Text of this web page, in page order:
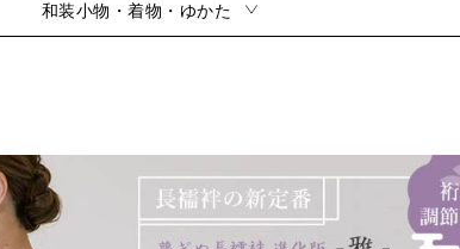
和装小物・着物・ゆかた
振袖 留袖 訪問着・色無地
小紋・紬
夏用
素材から選ぶ
サイズから選ぶ
シリーズから選ぶ
風呂敷雑貨 ふくさ